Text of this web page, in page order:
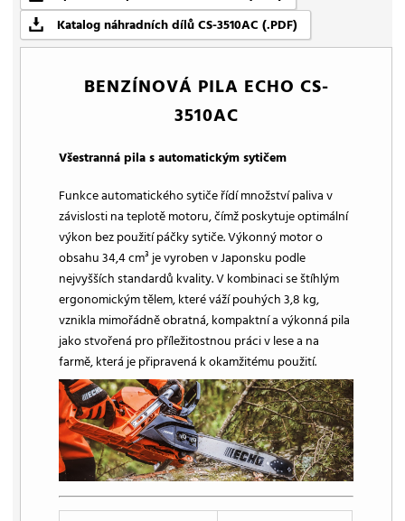
Katalog náhradních dílů CS-3510AC (.PDF)
BENZÍNOVÁ PILA ECHO CS-
3510AC
Všestranná pila s automatickým sytičem
Funkce automatického sytiče řídí množství paliva v
závislosti na teplotě motoru, čímž poskytuje optimální
výkon bez použití páčky sytiče. Výkonný motor o
obsahu 34,4 cm³ je vyroben v Japonsku podle
nejvyšších standardů kvality. V kombinaci se štíhlým
ergonomickým tělem, které váží pouhých 3,8 kg,
vznikla mimořádně obratná, kompaktní a výkonná pila
jako stvořená pro příležitostnou práci v lese a na
farmě, která je připravená k okamžitému použití.